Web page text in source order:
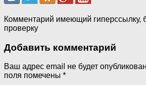
Комментарий имеющий гиперссылку,
проверку
Добавить комментарий
Ваш адрес email не будет
поля помечены *